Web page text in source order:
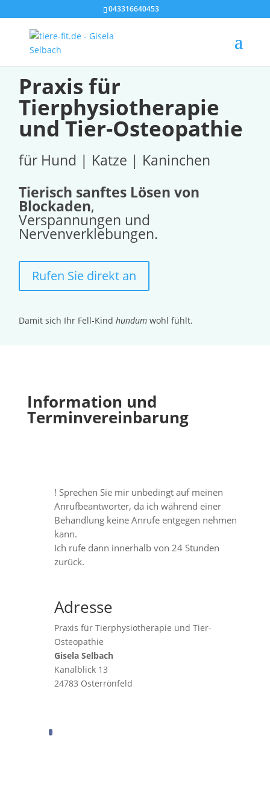
043316640453
Praxis für
Tierphysiotherapie
und Tier-Osteopathie
für Hund | Katze | Kaninchen
Tierisch sanftes Lösen von
Blockaden,
Verspannungen und
Nervenverklebungen.
Rufen Sie direkt an
Damit sich Ihr Fell-Kind hundumwohl fühlt.
Information und
Terminvereinbarung
! Sprechen Sie mir unbedingt auf meinen
Anrufbeantworter, da ich während einer
Behandlung keine Anrufe entgegen nehmen
kann.
Ich rufe dann innerhalb von 24 Stunden
zurück.
Adresse
Praxis für Tierphysiotherapie und Tier-
Osteopathie
Gisela Selbach
Kanalblick 13
24783 Osterrönfeld